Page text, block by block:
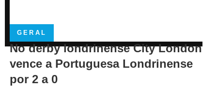
GERAL
No derby londrinense City London
vence a Portuguesa Londrinense
por 2 a 0